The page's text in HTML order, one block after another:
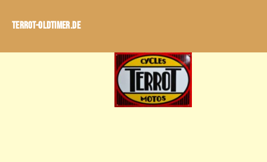
Terrot-Oldtimer.de